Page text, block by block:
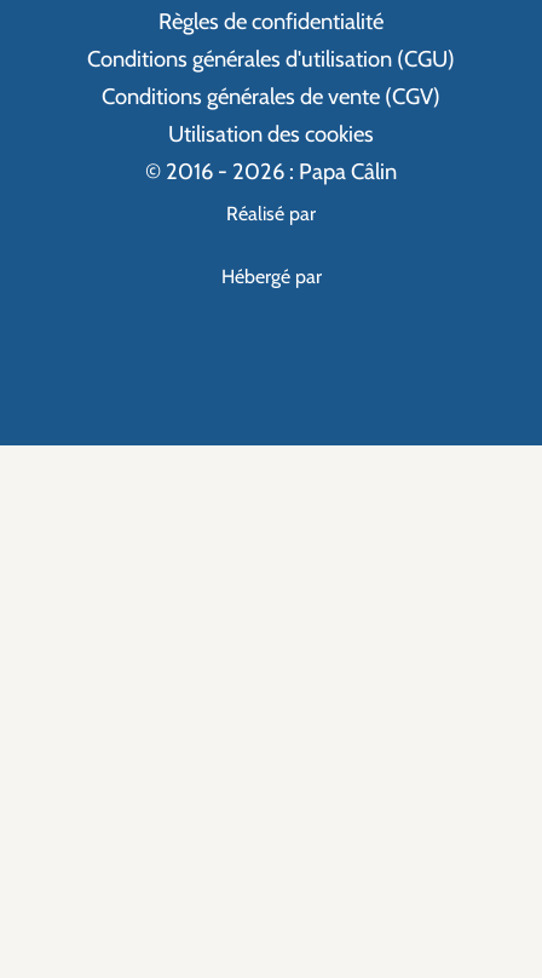
Règles de confidentialité
Conditions générales d'utilisation (CGU)
Conditions générales de vente (CGV)
Utilisation des cookies
© 2016 - 2026 : Papa Câlin
Réalisé par
Hébergé par